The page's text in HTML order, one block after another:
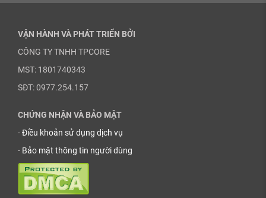
VẬN HÀNH VÀ PHÁT TRIỂN BỞI
CÔNG TY TNHH TPCORE
MST: 1801740343
SĐT: 0977.254.157
CHỨNG NHẬN VÀ BẢO MẬT
-Điều khoản sử dụng dịch vụ
- Bảo mật thông tin người dùng